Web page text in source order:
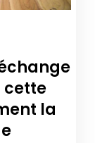
cette
la